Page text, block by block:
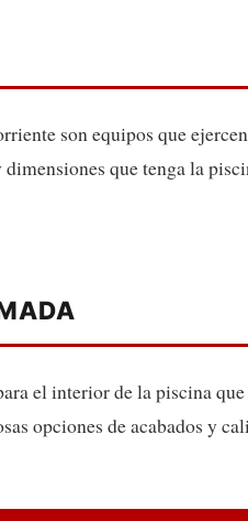
son equipos que
que tenga la
el interior de la piscina
opciones de acabados y